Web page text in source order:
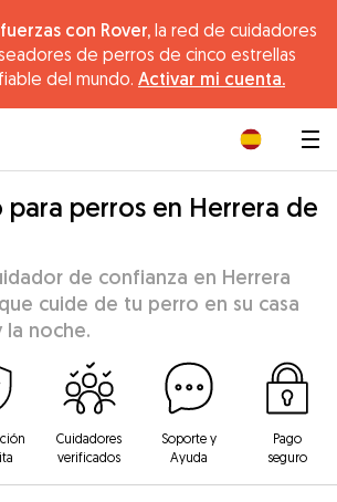
con Rover, la red de cuidadores
de perros de cinco estrellas
del mundo. Activar mi cuenta.
perros en Herrera de
de confianza en Herrera
cuide de tu perro en su casa
la noche.
Cuidadores
verificados
Soporte y
Ayuda
Pago
seguro